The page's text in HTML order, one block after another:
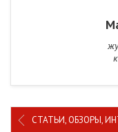
СТАТЬИ, ОБЗОРЫ,